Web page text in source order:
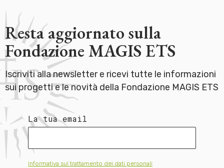
Resta aggiornato sulla
Fondazione MAGIS ETS
Iscriviti alla newsletter e ricevi tutte le informazioni
sui progetti e le novità della Fondazione MAGIS ETS
La tua email
Informativa sul trattamento dei dati personali